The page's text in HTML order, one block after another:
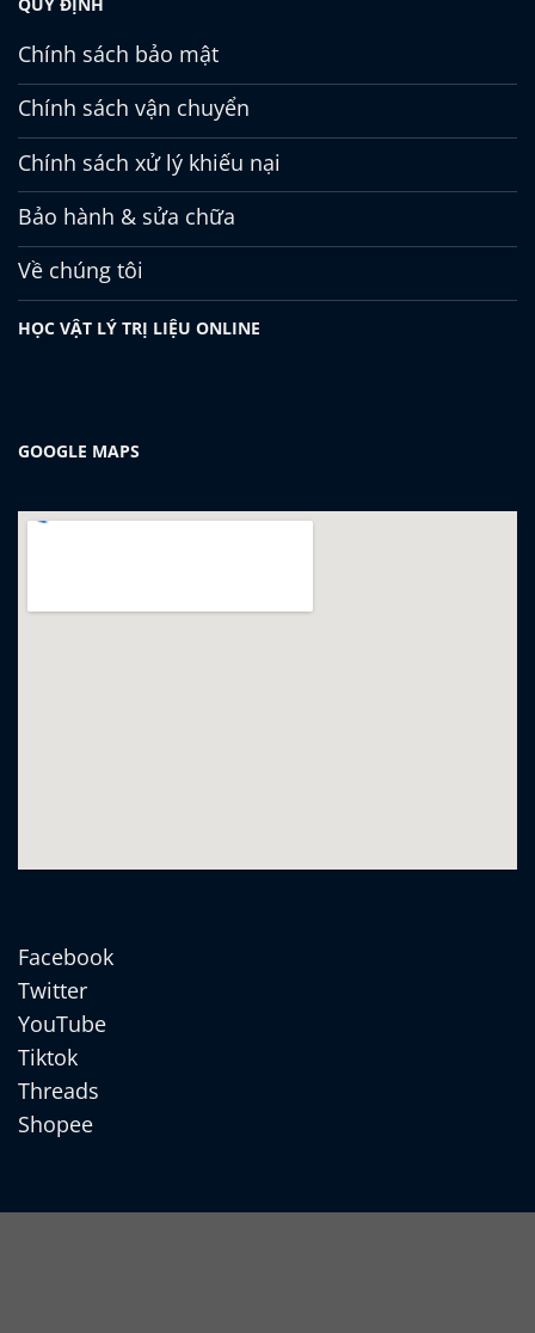
Chính sách bảo mật
Chính sách vận chuyển
Chính sách xử lý khiếu nại
Bảo hành & sửa chữa
Về chúng tôi
HỌC VẬT LÝ TRỊ LIỆU ONLINE
GOOGLE MAPS
Facebook
Twitter
YouTube
Tiktok
Threads
Shopee